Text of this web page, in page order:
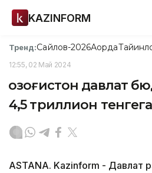
KAZINFORM
Тренд:Сайлов-2026Ақорда
12:55, 02 Май 2024
Қозоғистон давлат
4,5 триллион
ASTANA. Kazinform - Давлат